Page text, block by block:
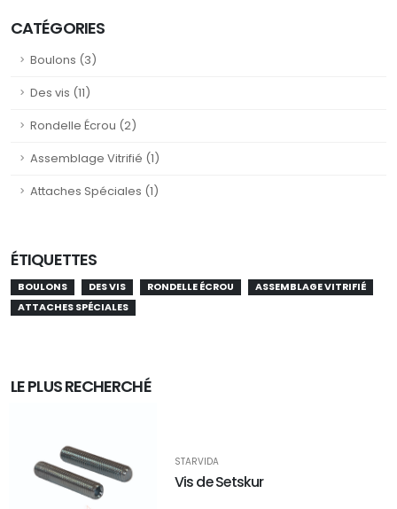
CATÉGORIES
Boulons (3)
Des vis (11)
Rondelle Écrou (2)
Assemblage Vitrifié (1)
Attaches Spéciales (1)
ÉTIQUETTES
BOULONS DES VIS RONDELLE ÉCROU
ASSEMBLAGE VITRIFIÉ
ATTACHES SPÉCIALES
LE PLUS RECHERCHÉ
STARVIDA
Vis de Setskur